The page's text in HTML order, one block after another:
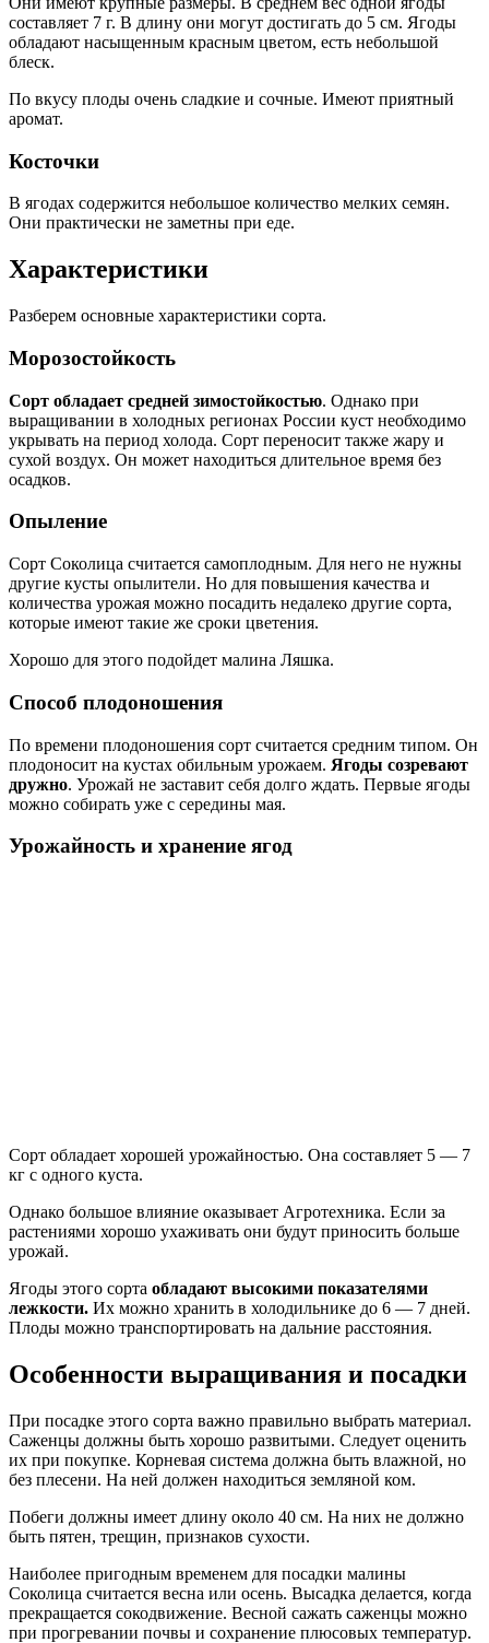
составляет 7 г. В длину они могут достигать до 5 см. Ягоды
обладают насыщенным красным цветом, есть небольшой
блеск.
По вкусу плоды очень сладкие и сочные. Имеют приятный
аромат.
Косточки
В ягодах содержится небольшое количество мелких семян.
Они практически не заметны при еде.
Характеристики
Разберем основные характеристики сорта.
Морозостойкость
Сорт обладает средней зимостойкостью. Однако при
выращивании в холодных регионах России куст необходимо
укрывать на период холода. Сорт переносит также жару и
сухой воздух. Он может находиться длительное время без
осадков.
Опыление
Сорт Соколица считается самоплодным. Для него не нужны
другие кусты опылители. Но для повышения качества и
количества урожая можно посадить недалеко другие сорта,
которые имеют такие же сроки цветения.
Хорошо для этого подойдет малина Ляшка.
Способ плодоношения
По времени плодоношения сорт считается средним типом. Он
плодоносит на кустах обильным урожаем. Ягоды созревают
дружно. Урожай не заставит себя долго ждать. Первые ягоды
можно собирать уже с середины мая.
Урожайность и хранение ягод
Сорт обладает хорошей урожайностью. Она составляет 5 — 7
кг с одного куста.
Однако большое влияние оказывает Агротехника. Если за
растениями хорошо ухаживать они будут приносить больше
урожай.
Ягоды этого сорта обладают высокими показателями
лежкости. Их можно хранить в холодильнике до 6 — 7 дней.
Плоды можно транспортировать на дальние расстояния.
Особенности выращивания и посадки
При посадке этого сорта важно правильно выбрать материал.
Саженцы должны быть хорошо развитыми. Следует оценить
их при покупке. Корневая система должна быть влажной, но
без плесени. На ней должен находиться земляной ком.
Побеги должны имеет длину около 40 см. На них не должно
быть пятен, трещин, признаков сухости.
Наиболее пригодным временем для посадки малины
Соколица считается весна или осень. Высадка делается, когда
прекращается сокодвижение. Весной сажать саженцы можно
при прогревании почвы и сохранение плюсовых температур.